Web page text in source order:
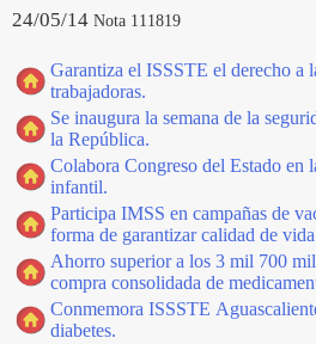
24/05/14 Nota 111819
Garantiza el ISSSTE el derecho a
trabajadoras.
Se inaugura la semana de la
la República.
Colabora Congreso del Estado en
infantil.
Participa IMSS en campañas de
forma de garantizar calidad de
Ahorro superior a los 3 mil 700
compra consolidada de
Conmemora ISSSTE
diabetes.